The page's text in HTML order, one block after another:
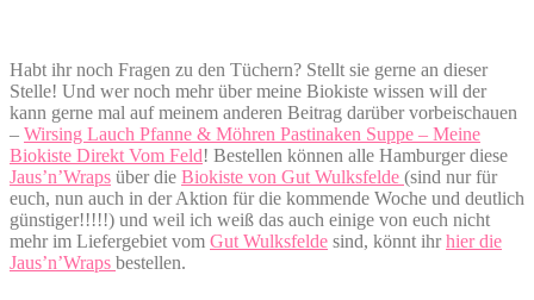
Habt ihr noch Fragen zu den Tüchern? Stellt sie gerne an dieser
Stelle! Und wer noch mehr über meine Biokiste wissen will der
kann gerne mal auf meinem anderen Beitrag darüber vorbeischauen
– Wirsing Lauch Pfanne & Möhren Pastinaken Suppe – Meine
Biokiste Direkt Vom Feld! Bestellen können alle Hamburger diese
Jaus’n’Wraps über die Biokiste von Gut Wulksfelde (sind nur für
euch, nun auch in der Aktion für die kommende Woche und deutlich
günstiger!!!!!) und weil ich weiß das auch einige von euch nicht
mehr im Liefergebiet vom Gut Wulksfelde sind, könnt ihrhier die
Jaus’n’Wraps bestellen.